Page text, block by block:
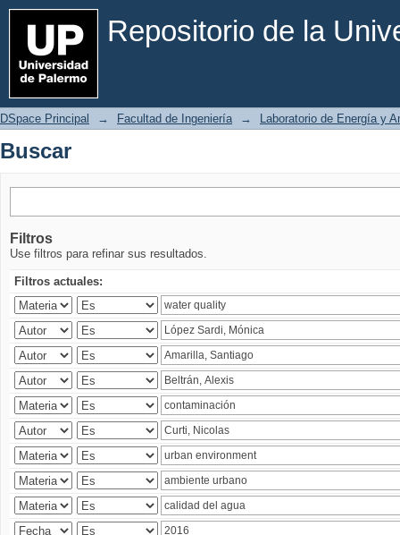
Repositorio de la
Buscar
DSpace Principal → Facultad de Ingeniería → Laboratorio de Energía y
Buscar
Filtros
Use filtros para refinar sus resultados.
Filtros actuales: